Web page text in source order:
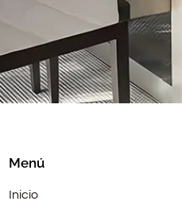
Menú
Inicio